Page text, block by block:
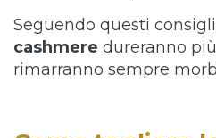
Seguendo questi
cashmere dureranno
rimarranno sempre